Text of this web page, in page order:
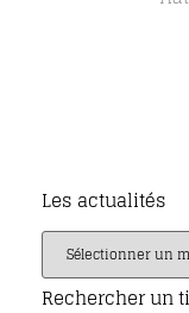
Les actualités
Rechercher un